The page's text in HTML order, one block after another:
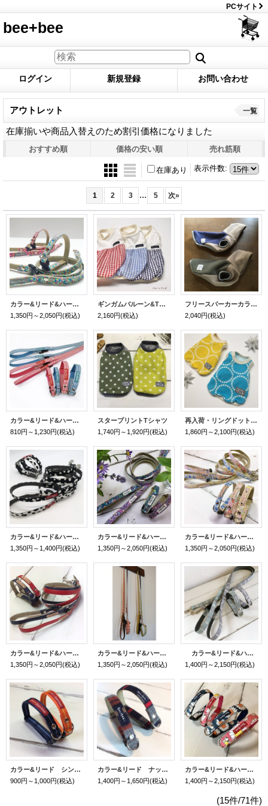
PCサイト
bee+bee
ログイン 新規登録 お問い合わせ
アウトレット
在庫揃いや商品入替えのため割引価格になりました
一覧
おすすめ順 価格の安い順 売れ筋順
表示件数:
在庫あり
1 2 3 ... 5 次»
カラー&リード&ハーネス タイニーキャンディドット
1,350円～2,050円(税込)
ギンガムバルーン&Tブラウス
2,160円(税込)
フリースパーカーカラーブロック
2,040円(税込)
カラー&リード&ハーネス 綿麻ストライプ
810円～1,230円(税込)
スタープリントTシャツ
1,740円～1,920円(税込)
再入荷・リングドットタンク
1,860円～2,100円(税込)
カラー&リード&ハーネス ダルメシアン(コーデュロイ)
1,350円～1,400円(税込)
カラー&リード&ハーネス nora小花
1,350円～2,050円(税込)
カラー&リード&ハーネス ナチュラルリバティ
1,350円～2,050円(税込)
カラー&リード&ハーネス フェイクレザー
1,350円～2,050円(税込)
カラー&リード&ハーネス ノースストライプ&リーフ
1,350円～2,050円(税込)
カラー&リード&ハーネス スクエアライン
1,400円～2,150円(税込)
カラー&リード シンプルストライプ
900円～1,000円(税込)
カラー&リード ナップボーダー
1,400円～1,650円(税込)
カラー&リード&ハーネス キャンバスデイジー
1,400円～2,150円(税込)
(15件/71件)